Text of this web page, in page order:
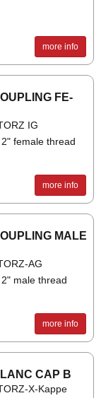
more info
FE­
IG
female thread
more info
MALE
AG
male thread
more info
CAP B
X-Kappe